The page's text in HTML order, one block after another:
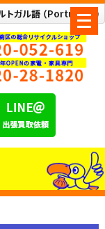
メ
ニ
ュ
ー